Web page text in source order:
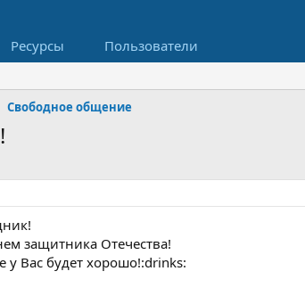
Ресурсы Пользователи
Свободное общение
защитника Отечества!
у Вас будет хорошо!:drinks: